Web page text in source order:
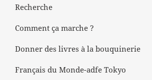
Recherche
Comment ça marche ?
Donner des livres à la bouquinerie
Français du Monde-adfe Tokyo